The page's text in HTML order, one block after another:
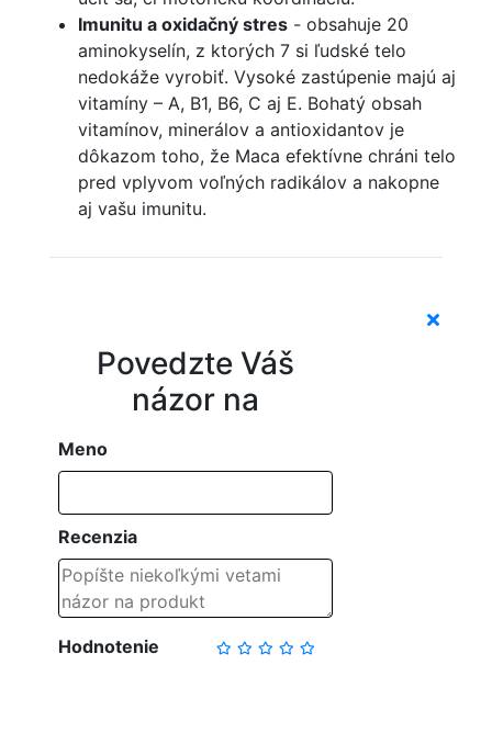
Imunitu a oxidačný stres - obsahuje 20
aminokyselín, z ktorých 7 si ľudské telo
nedokáže vyrobiť. Vysoké zastúpenie majú aj
vitamíny – A, B1, B6, C aj E. Bohatý obsah
vitamínov, minerálov a antioxidantov je
dôkazom toho, že Maca efektívne chráni telo
pred vplyvom voľných radikálov a nakopne
aj vašu imunitu.
Povedzte Váš
názor na
Meno
Recenzia
Hodnotenie